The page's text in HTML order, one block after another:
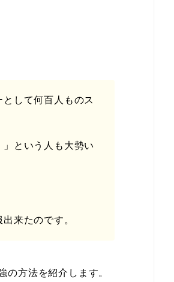
して何百人ものス
という人も大勢い
来たのです。
の方法を紹介します。